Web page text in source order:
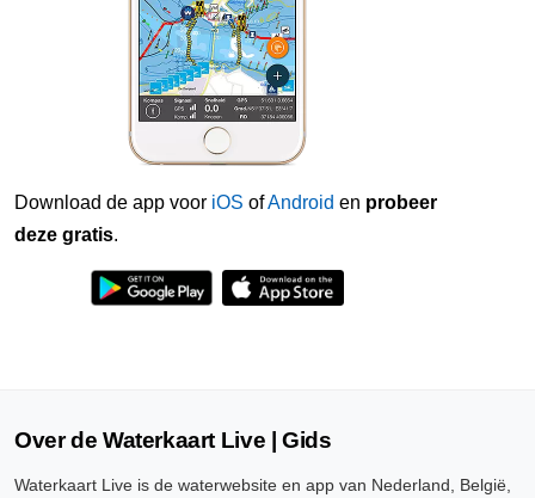
Download de app voor iOS ofAndroid en probeer
deze gratis.
Over de Waterkaart Live | Gids
Waterkaart Live is de waterwebsite en app van Nederland, België,